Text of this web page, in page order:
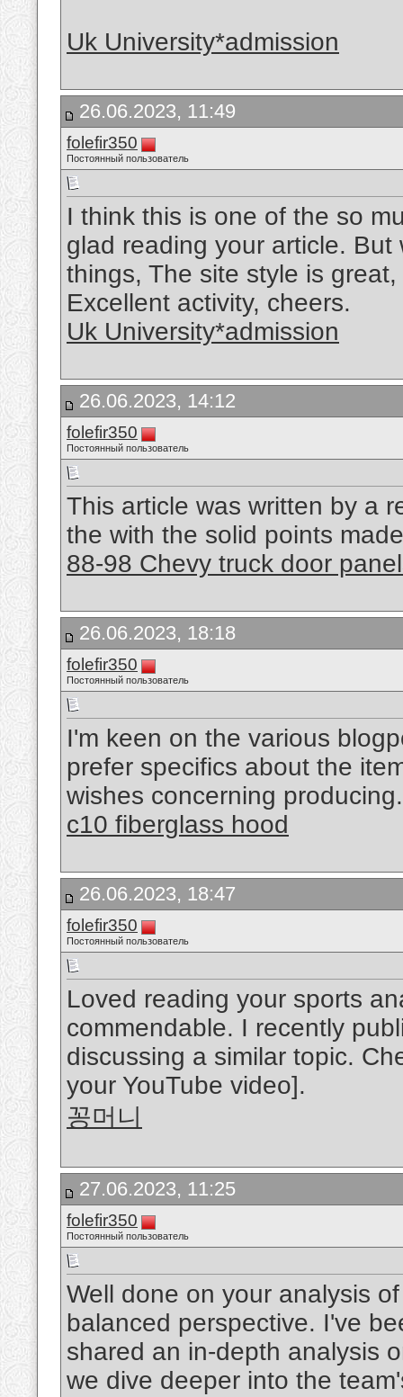
Uk University*admission
26.06.2023, 11:49
folefir350
Постоянный пользователь
I think this is one of the so
glad reading your article.
things, The site style is
Excellent activity, cheers.
Uk University*admission
26.06.2023, 14:12
folefir350
Постоянный пользователь
This article was written by a
the with the solid points
88-98 Chevy truck door
26.06.2023, 18:18
folefir350
Постоянный пользователь
I'm keen on the various
prefer specifics about the
wishes concerning producing.
c10 fiberglass hood
26.06.2023, 18:47
folefir350
Постоянный пользователь
Loved reading your sports
commendable. I recently
discussing a similar topic.
your YouTube video].
꽁머니
27.06.2023, 11:25
folefir350
Постоянный пользователь
Well done on your analysis
balanced perspective. I've
shared an in-depth analysis
we dive deeper into the